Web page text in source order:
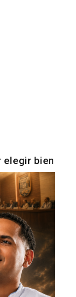
elegir bien